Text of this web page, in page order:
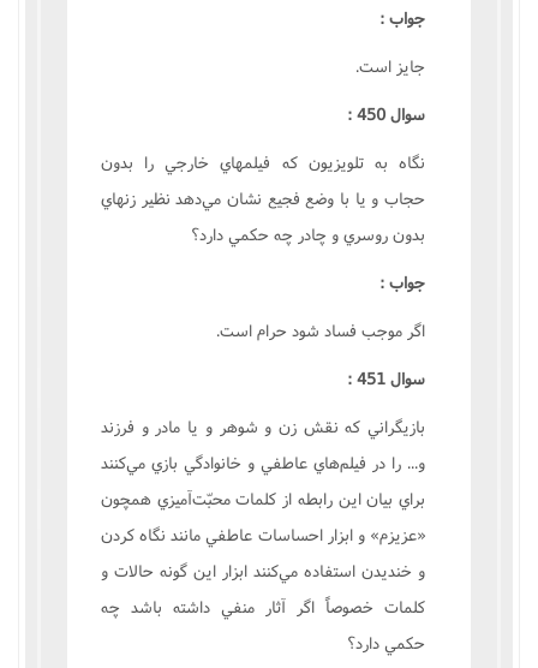
جواب :
جايز است.
سوال 450 :
نگاه به تلويزيون که فيلمهاي خارجي را بدون
حجاب و يا با وضع فجيع نشان مي‌دهد نظير زنهاي
بدون روسري و چادر چه حکمي دارد؟
جواب :
اگر موجب فساد شود حرام است.
سوال 451 :
بازيگراني که نقش زن و شوهر و يا مادر و فرزند
و... را در فيلم‌هاي عاطفي و خانوادگي بازي مي‌کنند
براي بيان اين رابطه از کلمات محبّت‌آميزي همچون
«عزيزم» و ابزار احساسات عاطفي مانند نگاه کردن
و خنديدن استفاده مي‌کنند ابزار اين گونه حالات و
کلمات خصوصاً اگر آثار منفي داشته باشد چه
حکمي دارد؟